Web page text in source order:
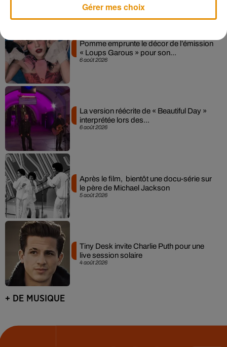
6 août 2026
Pomme emprunte le décor de l’émission
« Loups Garous » pour son...
6 août 2026
La version réécrite de « Beautiful Day »
interprétée lors des...
5 août 2026
Après le film, bientôt une docu-série sur
le père de Michael Jackson
4 août 2026
Tiny Desk invite Charlie Puth pour une
live session solaire
+ DE MUSIQUE
Gérer mes choix